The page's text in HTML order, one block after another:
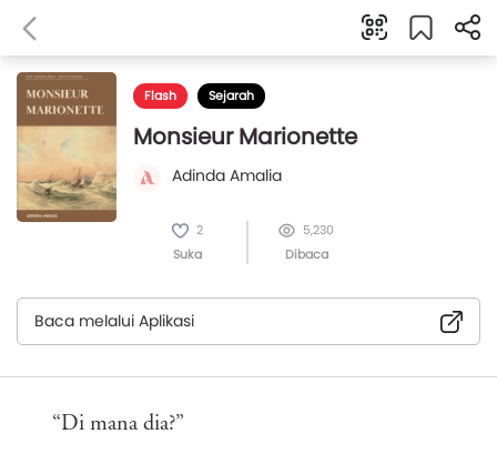
Flash Sejarah
Monsieur Marionette
Adinda Amalia
2
Suka
5,230
Dibaca
Baca melalui Aplikasi
“Di mana dia?”